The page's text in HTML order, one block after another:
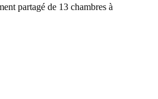
partagé de 13 chambres à